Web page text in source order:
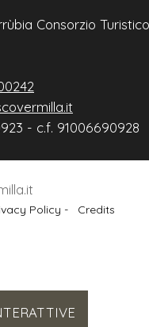
Consorzio
- c.f. 91006690928
Policy - Credits